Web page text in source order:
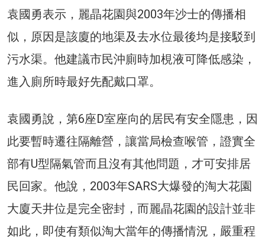
袁國勇表示，麗晶花園與2003年沙士的傳播相
似，原因是該廈的地渠及去水位最後均是接駁到
污水渠。他建議市民沖廁時加梘液可降低感染，
進入廁所時最好先配戴口罩。
袁國勇說，第6座D室座向的居民有安全隱患，因
此要暫時遷往隔離營，讓當局檢查喉管，證實全
部有U型隔氣管而且沒有其他問題，才可安排居
民回家。他說，2003年SARS大爆發的淘大花園
大廈天井位是完全密封，而麗晶花園的設計並非
如此，即使有類似淘大當年的傳播情況，嚴重程